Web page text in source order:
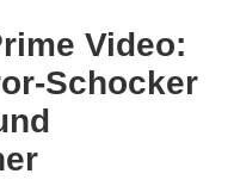
Video:
Schocker